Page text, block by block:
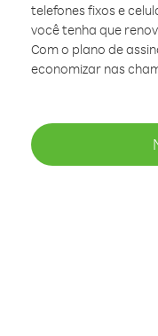
telefones fixos e
você tenha que
Com o plano de
economizar nas